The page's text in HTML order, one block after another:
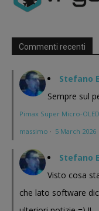
Commenti recenti
Stefano
Sempre sul
Pimax Super Micro-
massimo · 5 March 2026
Stefano
Visto cosa
che lato software